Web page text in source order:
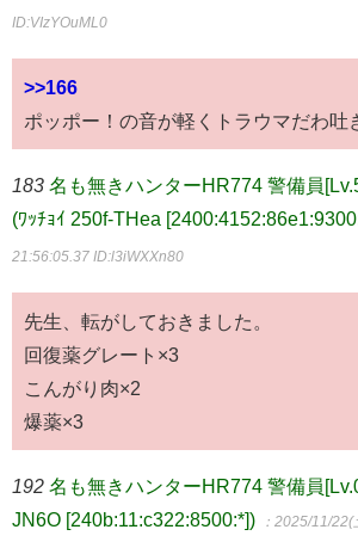
ID:VIzYOuML0
>>166
ポッポー！の音が軽くトラウマだわ吐
183 名も無きハンターHR774 警備員
(ﾜｯﾁｮｲ 250f-THea
21:56:05.37 ID:l3iWXXn80
先生、転がしておきました。
回復薬グレート×3
こんがり肉×2
爆薬×3
192 名も無きハンターHR774 警備員
JN6O [240b:11:c322:8500:*])
：2025/11/